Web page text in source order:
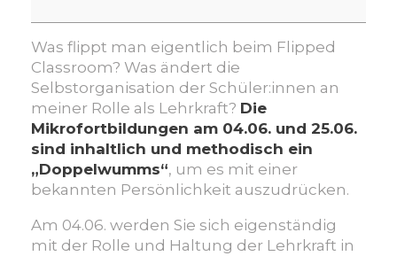
Rolle
und
Haltung​
Was flippt man eigentlich beim Flipped
Classroom? Was ändert die
Selbstorganisation der Schüler:innen an
meiner Rolle als Lehrkraft? Die
Mikrofortbildungen am 04.06. und 25.06.
sind inhaltlich und methodisch ein
„Doppelwumms“, um es mit einer
bekannten Persönlichkeit auszudrücken.
Am 04.06. werden Sie sich eigenständig
mit der Rolle und Haltung der Lehrkraft in